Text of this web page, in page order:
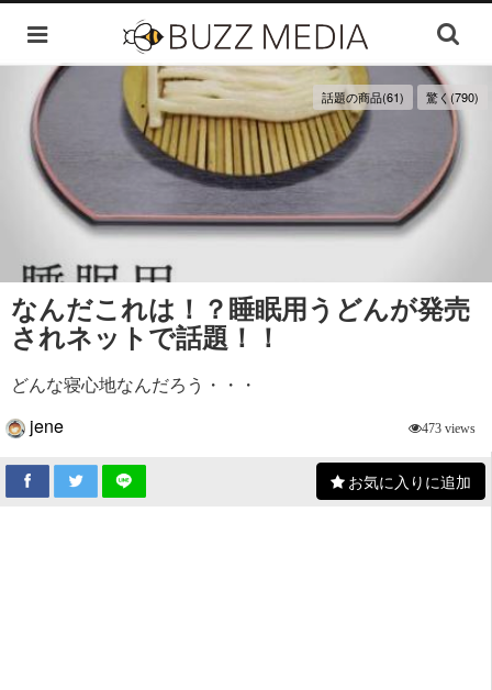
話題の商品(61) 驚く(790)
なんだこれは！？睡眠用うどんが発売
されネットで話題！！
どんな寝心地なんだろう・・・
jene
473 views
お気に入りに追加